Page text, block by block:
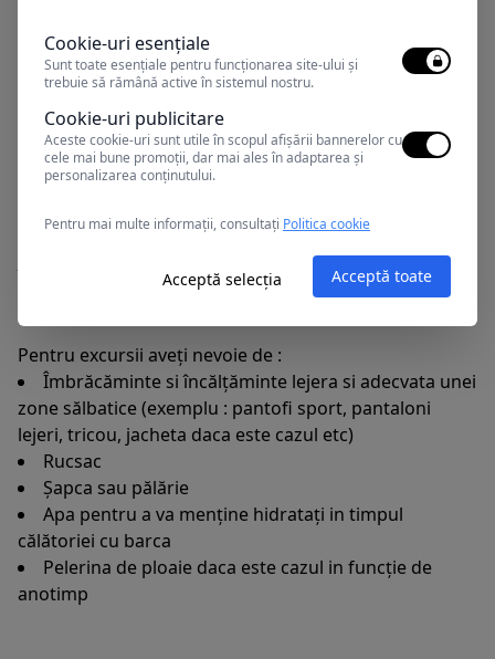
telefon afișate
Recomandări :
Pentru o bună desfășurare a programului descris,
minute înainte de ora stabilita a plecării si sa ne
Pentru excursii aveți nevoie de :
Îmbrăcăminte si încălțăminte lejera si adecvata unei
zone sălbatice (exemplu : pantofi sport, pantaloni
lejeri, tricou, jacheta daca este cazul etc)
Rucsac
Șapca sau pălărie
Apa pentru a va menține hidratați in timpul
călătoriei cu barca
Pelerina de ploaie daca este cazul in funcție de
anotimp
Cookie-uri esențiale
Sunt toate esențiale pentru funcționarea site-ului și
trebuie să rămână active în sistemul nostru.
Cookie-uri publicitare
Aceste cookie-uri sunt utile în scopul afișării bannerelor cu
cele mai bune promoții, dar mai ales în adaptarea și
personalizarea conținutului.
Pentru mai multe informații, consultați Politica cookie
Acceptă selecția Acceptă toate